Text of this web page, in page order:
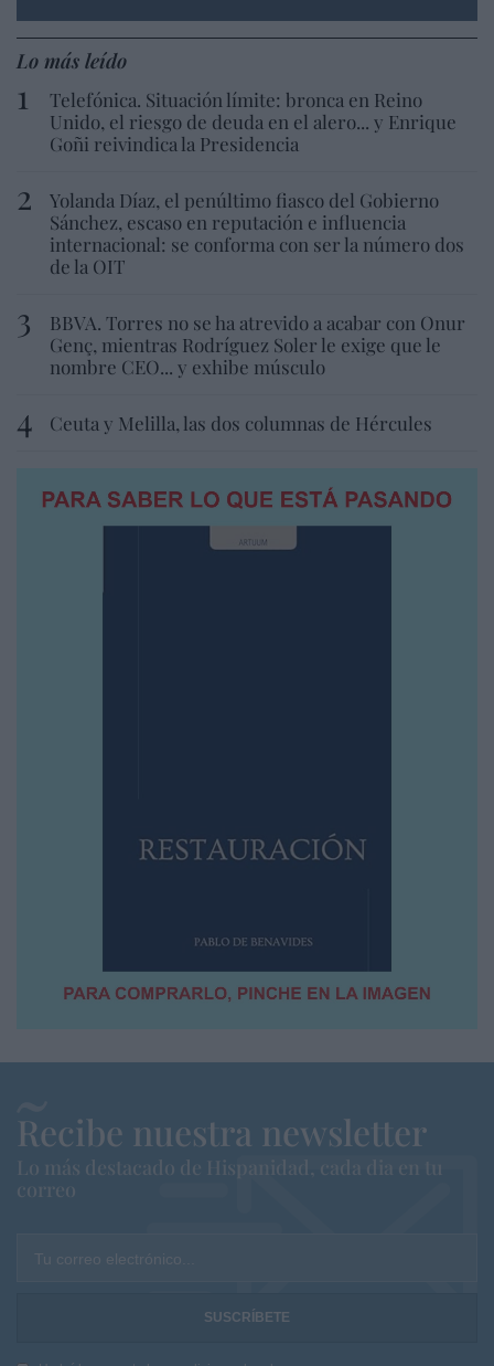
Lo más leído
Telefónica. Situación límite: bronca en Reino
Unido, el riesgo de deuda en el alero... y Enrique
Goñi reivindica la Presidencia
Yolanda Díaz, el penúltimo fiasco del Gobierno
Sánchez, escaso en reputación e influencia
internacional: se conforma con ser la número dos
de la OIT
BBVA. Torres no se ha atrevido a acabar con Onur
Genç, mientras Rodríguez Soler le exige que le
nombre CEO... y exhibe músculo
Ceuta y Melilla, las dos columnas de Hércules
Recibe nuestra newsletter
Lo más destacado de Hispanidad, cada dia en tu
correo
Tu correo electrónico...